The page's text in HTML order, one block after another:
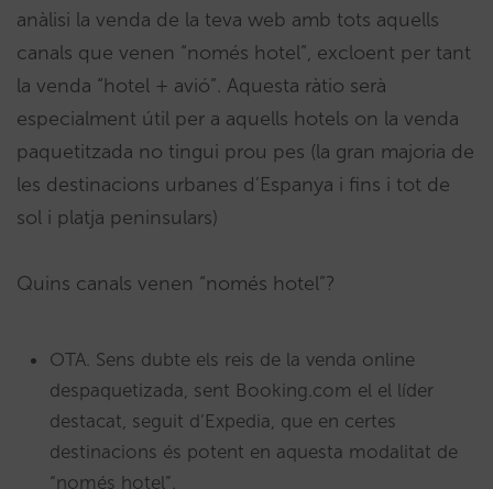
anàlisi la venda de la teva web amb tots aquells
canals que venen “només hotel”, excloent per tant
la venda “hotel + avió”. Aquesta ràtio serà
especialment útil per a aquells hotels on la venda
paquetitzada no tingui prou pes (la gran majoria de
les destinacions urbanes d’Espanya i fins i tot de
sol i platja peninsulars)
Quins canals venen “només hotel”?
OTA. Sens dubte els reis de la venda online
despaquetizada, sent Booking.com el el líder
destacat, seguit d’Expedia, que en certes
destinacions és potent en aquesta modalitat de
“només hotel”.